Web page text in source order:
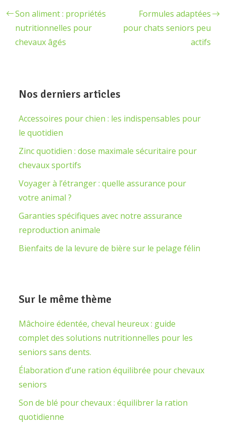
Son aliment : propriétés
nutritionnelles pour
chevaux âgés
Formules adaptées
pour chats seniors peu
actifs
Nos derniers articles
Accessoires pour chien : les indispensables pour
le quotidien
Zinc quotidien : dose maximale sécuritaire pour
chevaux sportifs
Voyager à l’étranger : quelle assurance pour
votre animal ?
Garanties spécifiques avec notre assurance
reproduction animale
Bienfaits de la levure de bière sur le pelage félin
Sur le même thème
Mâchoire édentée, cheval heureux : guide
complet des solutions nutritionnelles pour les
seniors sans dents.
Élaboration d’une ration équilibrée pour chevaux
seniors
Son de blé pour chevaux : équilibrer la ration
quotidienne